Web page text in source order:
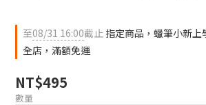
至08/31 16:00截止 指定商品，蠟筆小新上
全店，滿額免運
NT$495
數量